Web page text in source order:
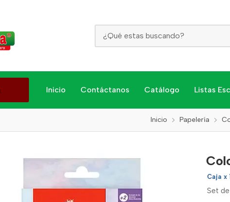
Inicio Contáctanos Catálogo Listas
Inicio Papelería
Caja x
Set